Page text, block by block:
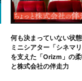
何も決まっていない状態
ミニシアター「シネマ
を支えた「Orizm」の
と株式会社の伴走力